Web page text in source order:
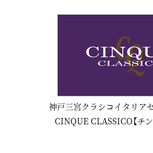
神戸三宮クラシコイタリア
CINQUE CLASSICO【チ